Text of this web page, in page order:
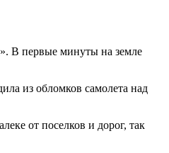
В первые минуты на земле
из обломков самолета над
от поселков и дорог, так